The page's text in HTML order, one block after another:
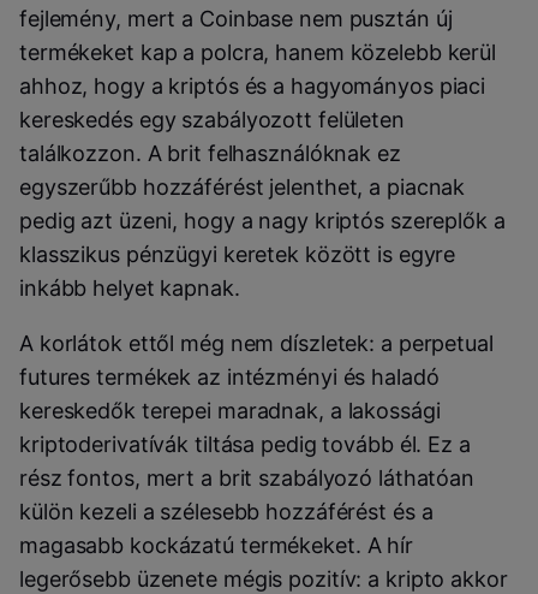
fejlemény, mert a Coinbase nem pusztán új
termékeket kap a polcra, hanem közelebb kerül
ahhoz, hogy a kriptós és a hagyományos piaci
kereskedés egy szabályozott felületen
találkozzon. A brit felhasználóknak ez
egyszerűbb hozzáférést jelenthet, a piacnak
pedig azt üzeni, hogy a nagy kriptós szereplők a
klasszikus pénzügyi keretek között is egyre
inkább helyet kapnak.
A korlátok ettől még nem díszletek: a perpetual
futures termékek az intézményi és haladó
kereskedők terepei maradnak, a lakossági
kriptoderivatívák tiltása pedig tovább él. Ez a
rész fontos, mert a brit szabályozó láthatóan
külön kezeli a szélesebb hozzáférést és a
magasabb kockázatú termékeket. A hír
legerősebb üzenete mégis pozitív: a kripto akkor